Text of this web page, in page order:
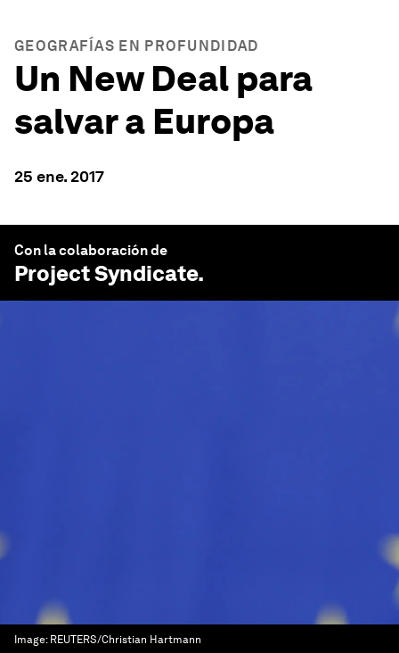
GEOGRAFÍAS EN PROFUNDIDAD
Un New Deal para
salvar a Europa
25 ene. 2017
Con la colaboración de
Project Syndicate.
Image: REUTERS/Christian Hartmann